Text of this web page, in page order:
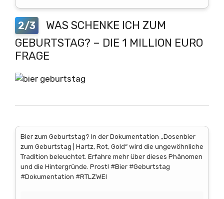
2/3
WAS SCHENKE ICH ZUM
GEBURTSTAG? – DIE 1 MILLION EURO
FRAGE
Bier zum Geburtstag? In der Dokumentation „Dosenbier
zum Geburtstag | Hartz, Rot, Gold“ wird die ungewöhnliche
Tradition beleuchtet. Erfahre mehr über dieses Phänomen
und die Hintergründe. Prost! #Bier #Geburtstag
#Dokumentation #RTLZWEI